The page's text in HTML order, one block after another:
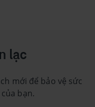
lạc
mới để bảo vệ sức
bạn.